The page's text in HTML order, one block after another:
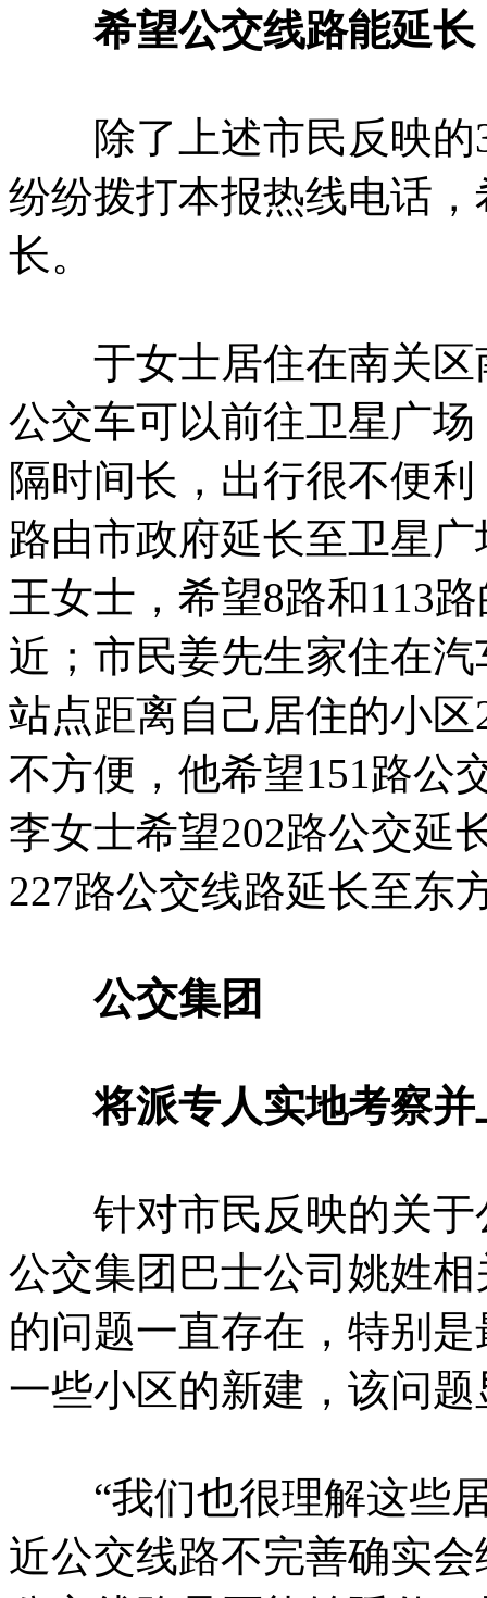
希望公交线路能延长
除了上述市民反映的3
纷纷拨打本报热线电话
长。
于女士居住在南关区
公交车可以前往卫星广
隔时间长，出行很不便
路由市政府延长至卫星
王女士，希望8路和113
近；市民姜先生家住在
站点距离自己居住的小
不方便，他希望151路公
李女士希望202路公交延
227路公交线路延长至
公交集团
将派专人实地考察并
针对市民反映的关于
公交集团巴士公司姚姓
的问题一直存在，特别
一些小区的新建，该问
“我们也很理解这些居
近公交线路不完善确实